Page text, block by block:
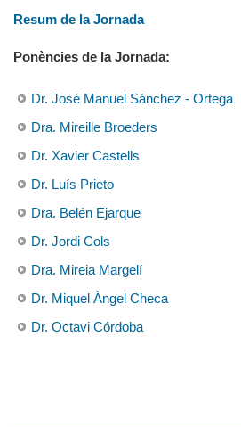
Resum de la Jornada
Ponències de la Jornada:
Dr. José Manuel Sánchez - Ortega
Dra. Mireille Broeders
Dr. Xavier Castells
Dr. Luís Prieto
Dra. Belén Ejarque
Dr. Jordi Cols
Dra. Mireia Margelí
Dr. Miquel Àngel Checa
Dr. Octavi Córdoba